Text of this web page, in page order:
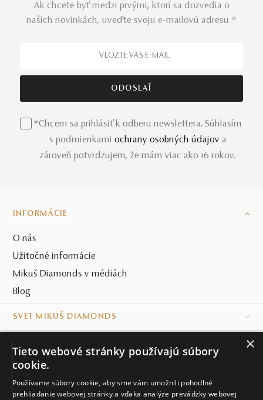
Ak chcete byť medzi prvými, ktorí sa dozvedia o
našich novinkách, uveďte svoju e-mailovú adresu *
*Chcem sa prihlásiť k odberu newslettera. Súhlasím
s podmienkami ochrany osobných údajov a
zároveň potvrdzujem, že mám viac ako 16 rokov.
INFORMÁCIE
O nás
Užitočné informácie
Mikuš Diamonds v médiách
Blog
SVET MIKUŠ DIAMONDS
KONTAKT
Naše klenotníctva
×
Tieto webové stránky používajú súbory
cookie.
Používame súbory cookie, aby sme vám umožnili pohodlné
prehliadanie webovej stránky a vďaka analýze prevádzky webovej